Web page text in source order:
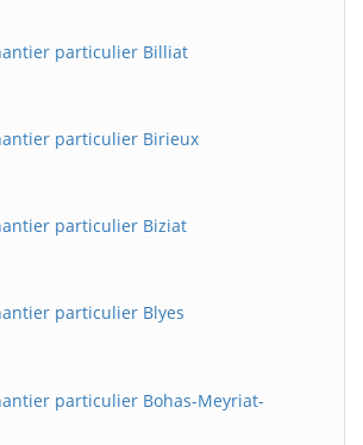
particulier Billiat
particulier Birieux
particulier Biziat
particulier Blyes
particulier Bohas-Meyriat-